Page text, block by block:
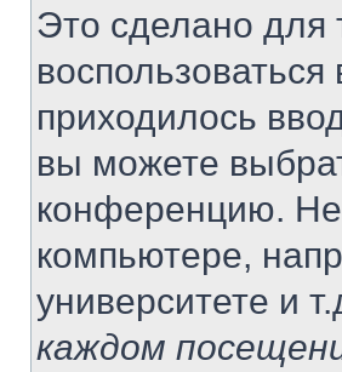
Это сделано для
приходилось
вы можете
конференцию. Не
компьютере,
университете и
каждом